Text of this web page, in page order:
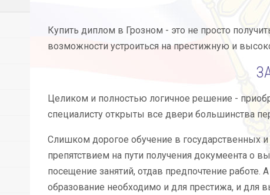
Купить диплом в Грозном - это не просто
возможности устроиться на престижную и
Целиком и полностью логичное решение -
специалисту открыты все двери большинства
Слишком дорогое обучение в государственных
препятствием на пути получения докумеента о
посещение занятий, отдав предпочтение
образование необходимо и для престижа, и для